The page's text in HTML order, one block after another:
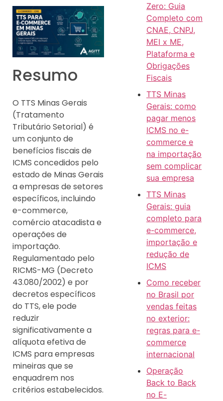
Resumo
O TTS Minas Gerais
(Tratamento
Tributário Setorial) é
um conjunto de
benefícios fiscais de
ICMS concedidos pelo
estado de Minas Gerais
a empresas de setores
específicos, incluindo
e-commerce,
comércio atacadista e
operações de
importação.
Regulamentado pelo
RICMS-MG (Decreto
43.080/2002) e por
decretos específicos
do TTS, ele pode
reduzir
significativamente a
alíquota efetiva de
ICMS para empresas
mineiras que se
enquadrem nos
critérios estabelecidos.
Zero: Guia
Completo com
CNAE, CNPJ,
MEI x ME,
Plataforma e
Obrigações
Fiscais
TTS Minas
Gerais: como
pagar menos
ICMS no e-
commerce e
na importação
sem complicar
sua empresa
TTS Minas
Gerais: guia
completo para
e-commerce,
importação e
redução de
ICMS
Como receber
no Brasil por
vendas feitas
no exterior:
regras para e-
commerce
internacional
Operação
Back to Back
no E-